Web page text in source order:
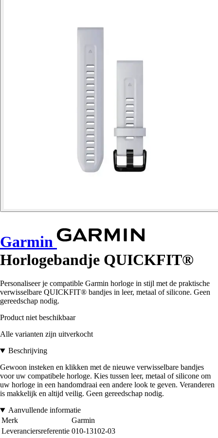
Garmin
Horlogebandje QUICKFIT®
Personaliseer je compatible Garmin horloge in stijl met de praktische
verwisselbare QUICKFIT® bandjes in leer, metaal of silicone. Geen
gereedschap nodig.
Product niet beschikbaar
Alle varianten zijn uitverkocht
Beschrijving
Gewoon insteken en klikken met de nieuwe verwisselbare bandjes
voor uw compatibele horloge. Kies tussen leer, metaal of silicone om
uw horloge in een handomdraai een andere look te geven. Veranderen
is makkelijk en altijd veilig. Geen gereedschap nodig.
Aanvullende informatie
Merk
Garmin
Leveranciersreferentie 010-13102-03